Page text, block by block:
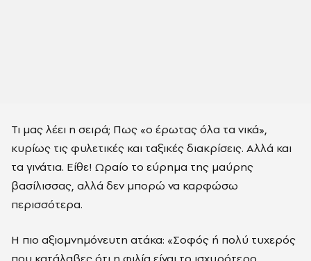
Τι μας λέει η σειρά; Πως «ο έρωτας όλα τα νικά»,
κυρίως τις φυλετικές και ταξικές διακρίσεις. Αλλά και
τα γινάτια. Είθε! Ωραίο το εύρημα της μαύρης
βασίλισσας, αλλά δεν μπορώ να καρφώσω
περισσότερα.
Η πιο αξιομνημόνευτη ατάκα: «Σοφός ή πολύ τυχερός